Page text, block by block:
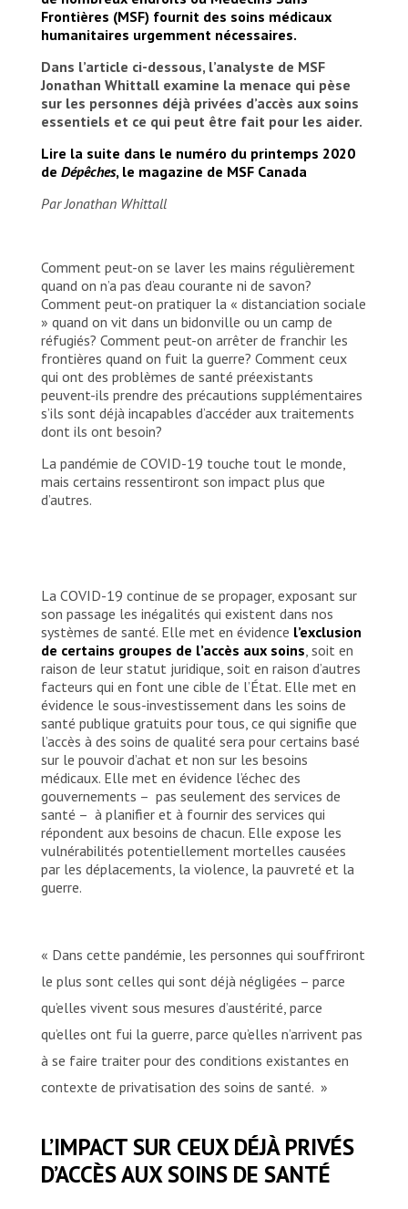
evacuated and around 700 people were
dispatched to various emergency shelters in the
these shelters to assess vulnerable people's
health and identify suspected Covid-19 cases.
© Agnes Varraine-Leca/MSF
Frontières (MSF) fournit des soins médicaux
humanitaires urgemment nécessaires.
Dans l’article ci-dessous, l’analyste de MSF
Jonathan Whittall examine la menace qui pèse
sur les personnes déjà privées d’accès aux soins
essentiels et ce qui peut être fait pour les aider.
Lire la suite dans le numéro du printemps 2020
de Dépêches, le magazine de MSF Canada
Par Jonathan Whittall
Comment peut-on se laver les mains régulièrement
quand on n’a pas d’eau courante ni de savon?
Comment peut-on pratiquer la « distanciation sociale
» quand on vit dans un bidonville ou un camp de
réfugiés? Comment peut-on arrêter de franchir les
frontières quand on fuit la guerre? Comment ceux
qui ont des problèmes de santé préexistants
peuvent-ils prendre des précautions supplémentaires
s’ils sont déjà incapables d’accéder aux traitements
dont ils ont besoin?
La pandémie de COVID-19 touche tout le monde,
mais certains ressentiront son impact plus que
d’autres.
La COVID-19 continue de se propager, exposant sur
son passage les inégalités qui existent dans nos
systèmes de santé. Elle met en évidence l’exclusion
de certains groupes de l’accès aux soins , soit en
raison de leur statut juridique, soit en raison d’autres
facteurs qui en font une cible de l’État. Elle met en
évidence le sous-investissement dans les soins de
santé publique gratuits pour tous, ce qui signifie que
l’accès à des soins de qualité sera pour certains basé
sur le pouvoir d’achat et non sur les besoins
médicaux. Elle met en évidence l’échec des
gouvernements – pas seulement des services de
santé – à planifier et à fournir des services qui
répondent aux besoins de chacun. Elle expose les
vulnérabilités potentiellement mortelles causées
par les déplacements, la violence, la pauvreté et la
guerre.
« Dans cette pandémie, les personnes qui souffriront
le plus sont celles qui sont déjà négligées – parce
qu’elles vivent sous mesures d’austérité, parce
qu’elles ont fui la guerre, parce qu’elles n’arrivent pas
à se faire traiter pour des conditions existantes en
contexte de privatisation des soins de santé. »
L’IMPACT SUR CEUX DÉJÀ PRIVÉS
D’ACCÈS AUX SOINS DE SANTÉ